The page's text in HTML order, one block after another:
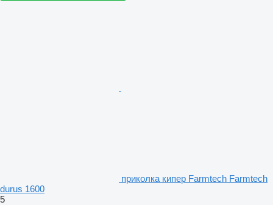
приколка кипер Farmtech Farmtech
durus 1600
5